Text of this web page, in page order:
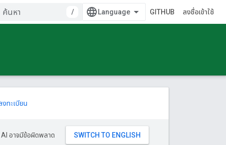
/ GITHUB ลงชื่อเข้าใช้
งทะเบียน
อาจมีข้อผิดพลาด